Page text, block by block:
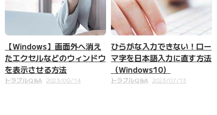
【Windows】画面外へ消え
たエクセルなどのウィンドウ
を表示させる方法
トラブルQ&A 2023/09/14
ひらがな入力できない！ロー
マ字を日本語入力に直す方法
（Windows10）
トラブルQ&A 2023/07/13